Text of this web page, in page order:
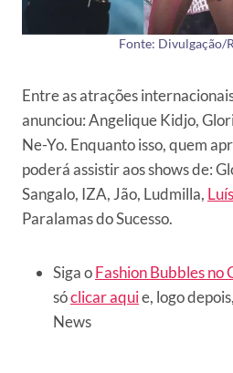
Fonte: Divulgação/
Entre as atrações
anunciou: Angelique Kidjo,
Ne-Yo. Enquanto isso, quem
poderá assistir aos shows de:
Sangalo, IZA, Jão, Ludmilla,
Paralamas do Sucesso.
Siga oFashion Bubbles no
sóclicar aquie, logo
News